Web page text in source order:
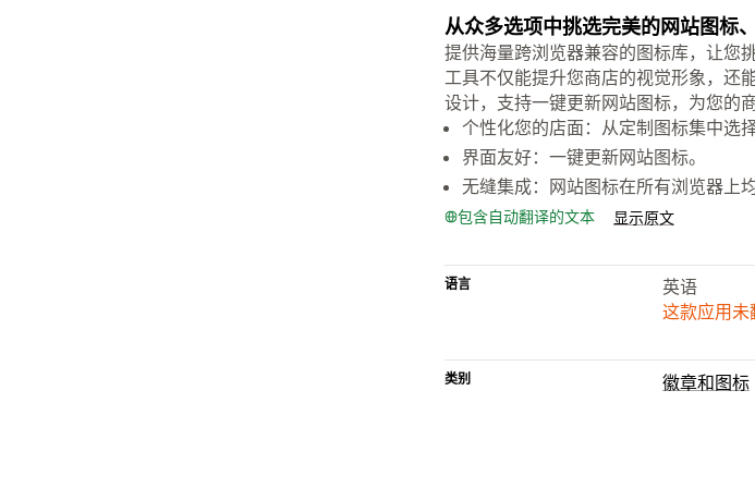
从众多选项中挑选完美的网站图标
提供海量跨浏览器兼容的图标库，让您
工具不仅能提升您商店的视觉形象，还
设计，支持一键更新网站图标，为您的
个性化您的店面：从定制图标集中选
界面友好：一键更新网站图标。
无缝集成：网站图标在所有浏览器上
包含自动翻译的文本 显示原文
语言
英语
这款应用未
类别 徽章和图标